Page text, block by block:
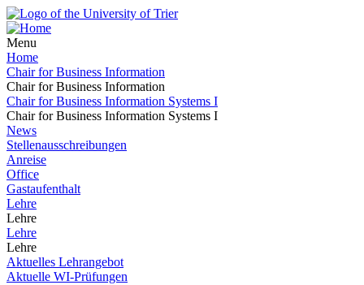
Menu
Home
Chair for Business Information
Chair for Business Information
Chair for Business Information Systems I
Chair for Business Information Systems I
News
Stellenausschreibungen
Anreise
Office
Gastaufenthalt
Lehre
Lehre
Lehre
Lehre
Aktuelles Lehrangebot
Aktuelle WI-Prüfungen